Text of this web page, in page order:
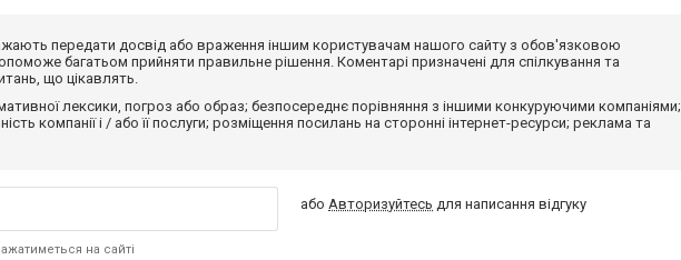
передати досвід або враження іншим користувачам нашого сайту з обов'язковою
багатьом прийняти правильне рішення. Коментарі призначені для спілкування та
що цікавлять.
лексики, погроз або образ; безпосереднє порівняння з іншими конкуруючими компаніями;
компанії і / або її послуги; розміщення посилань на сторонні інтернет-ресурси; реклама та
на сайті
або Авторизуйтесь для написання відгуку